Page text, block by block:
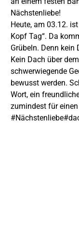
Nächstenliebe!
Heute, am 03.12.
Kopf Tag“. Da
Grübeln. Denn kein
Kein Dach über
schwerwiegende
bewusst werden.
Wort, ein
zumindest für
#Nächstenliebe